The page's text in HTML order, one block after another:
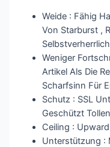
Weide : Fähig
Von Starburst ,
Weniger
Artikel Als Die
Scharfsinn Für
Schutz : SSL
Geschützt Tollen
Ceiling :
Unterstützung :